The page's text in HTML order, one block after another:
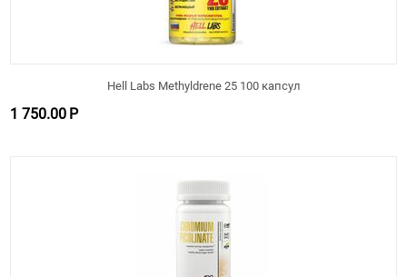
Hell Labs Methyldrene 25 100 капсул
1 750.00 Р